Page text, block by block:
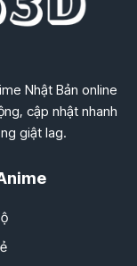
Nhật Bản online
cập nhật nhanh
giật lag.